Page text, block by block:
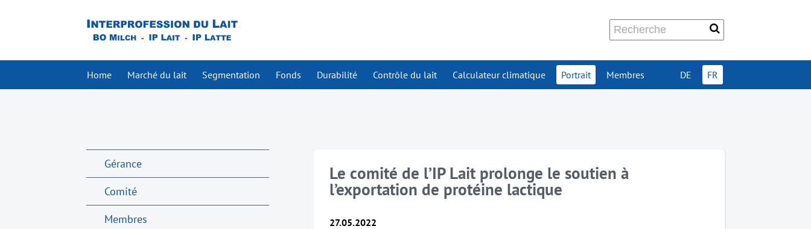
Home Marché du lait Segmentation Fonds Durabilité Contrôle du lait Calculateur climatique Portrait Membres DE FR
Le comité de l’IP Lait prolonge le soutien à
l’exportation de protéine lactique
27.05.2022
Gérance
Comité
Membres